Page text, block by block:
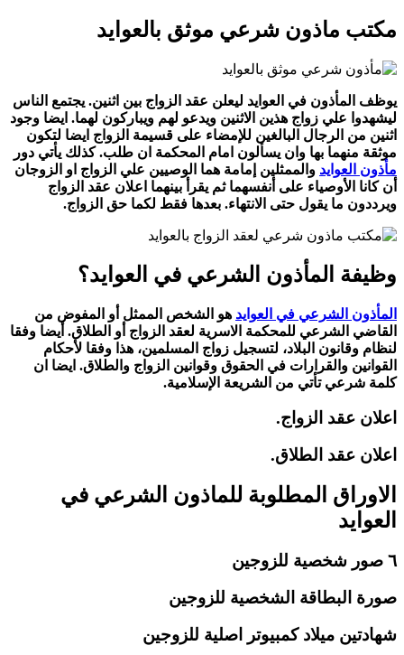
مكتب ماذون شرعي موثق بالعوايد
يوظف المأذون في العوايد ليعلن عقد الزواج بين اثنين. يجتمع الناس
ليشهدوا علي زواج هذين الاثنين ويدعو لهم ويباركون لهما. ايضا وجود
اثنين من الرجال البالغين للإمضاء على قسيمة الزواج ايضا لتكون
موثقة منهما بها وان يسألون امام المحكمة ان طلب. كذلك يأتي دور
مأذون العوايد والممثلين إمامة هما الوصيين علي الزواج او الزوجان
أن كانا الأوصياء على أنفسهما ثم يقرأ بينهما اعلان عقد الزواج
ويرددون ما يقول حتى الانتهاء. بعدها فقط لكما حق الزواج.
وظيفة المأذون الشرعي في العوايد؟
المأذون الشرعي في العوايد هو الشخص الممثل أو المفوض من
القاضي الشرعي للمحكمة الاسرية لعقد الزواج أو الطلاق. أيضا وفقا
لنظام وقانون البلاد، لتسجيل زواج المسلمين، هذا وفقا لأحكام
القوانين والقرارات في الحقوق وقوانين الزواج والطلاق. ايضا ان
كلمة شرعي تأتي من الشريعة الإسلامية.
اعلان عقد الزواج.
اعلان عقد الطلاق.
الاوراق المطلوبة للماذون الشرعي في
العوايد
٦ صور شخصية للزوجين
صورة البطاقة الشخصية للزوجين
شهادتين ميلاد كمبيوتر اصلية للزوجين